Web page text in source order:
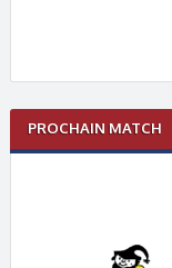
PROCHAIN MATCH